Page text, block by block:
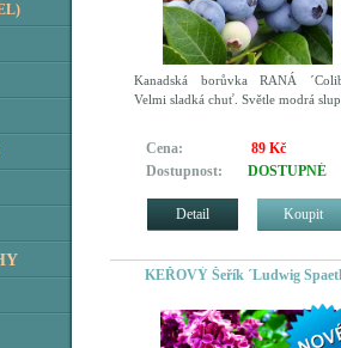
Kanadská borůvka RANÁ
Velmi sladká chuť. Světle modrá
Cena:
89 Kč
Dostupnost:
DOSTUPNÉ
Koupit
Detail
KEŘOVÝ Šeřík ´Ludwig